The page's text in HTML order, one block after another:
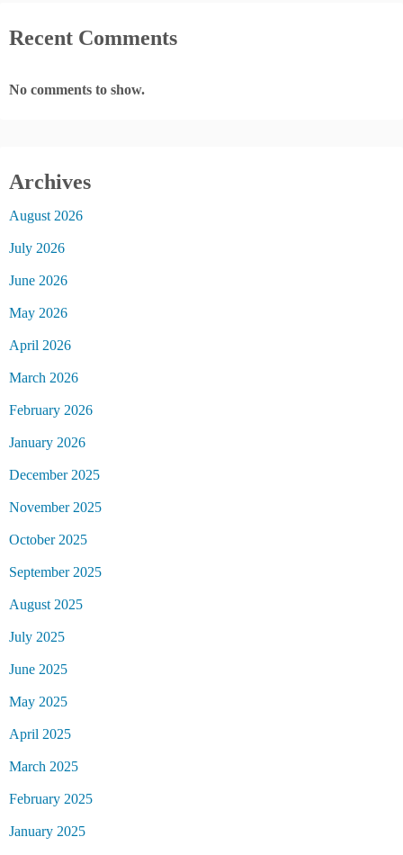
Recent Comments
No comments to show.
Archives
August 2026
July 2026
June 2026
May 2026
April 2026
March 2026
February 2026
January 2026
December 2025
November 2025
October 2025
September 2025
August 2025
July 2025
June 2025
May 2025
April 2025
March 2025
February 2025
January 2025